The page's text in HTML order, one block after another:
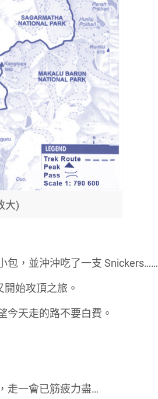
大)
包，並沖沖吃了一支 Snickers……
始攻頂之旅。
今天走的路不要白費。
走一會已筋疲力盡…